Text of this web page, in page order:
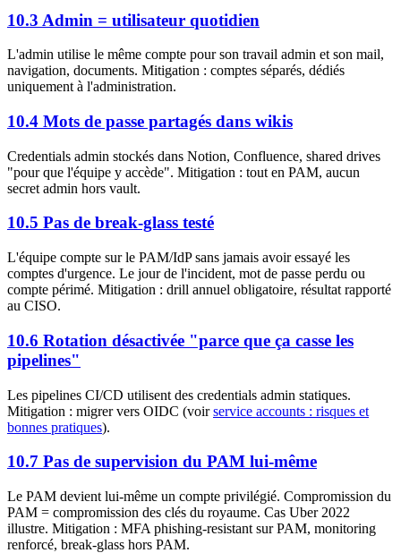
10.3 Admin = utilisateur quotidien
L'admin utilise le même compte pour son travail admin et son mail,
navigation, documents. Mitigation : comptes séparés, dédiés
uniquement à l'administration.
10.4 Mots de passe partagés dans wikis
Credentials admin stockés dans Notion, Confluence, shared drives
"pour que l'équipe y accède". Mitigation : tout en PAM, aucun
secret admin hors vault.
10.5 Pas de break-glass testé
L'équipe compte sur le PAM/IdP sans jamais avoir essayé les
comptes d'urgence. Le jour de l'incident, mot de passe perdu ou
compte périmé. Mitigation : drill annuel obligatoire, résultat rapporté
au CISO.
10.6 Rotation désactivée "parce que ça casse les
pipelines"
Les pipelines CI/CD utilisent des credentials admin statiques.
Mitigation : migrer vers OIDC (voirservice accounts : risques et
bonnes pratiques).
10.7 Pas de supervision du PAM lui-même
Le PAM devient lui-même un compte privilégié. Compromission du
PAM = compromission des clés du royaume. Cas Uber 2022
illustre. Mitigation : MFA phishing-resistant sur PAM, monitoring
renforcé, break-glass hors PAM.